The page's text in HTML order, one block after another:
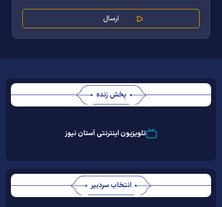
پخش زنده
تلویزیون اینترنتی آستان نیوز
انتخاب سردبیر